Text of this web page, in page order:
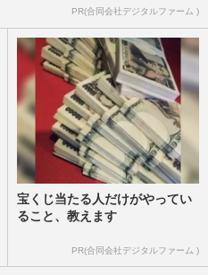
PR(合同会社デジタルファーム )
宝くじ当たる人だけがやってい
ること、教えます
PR(合同会社デジタルファーム )